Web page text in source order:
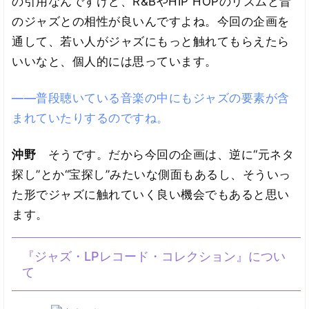
のジャズとの相性が良いんですよね。今回の企画を
通して、若い人がジャズにもっと触れてもらえたら
いいなと、個人的には思っています。
――普段聴いている音楽の中にもジャズの要素が含
まれていたりするのですね。
沖野 そうです。だから今回の企画は、逆に“元ネタ
探し”とか“宝探し”みたいな側面もあるし、そういっ
た形でジャズに触れていく良い機会でもあると思い
ます。
『ジャズ・LPレコード・コレクション』につい
て